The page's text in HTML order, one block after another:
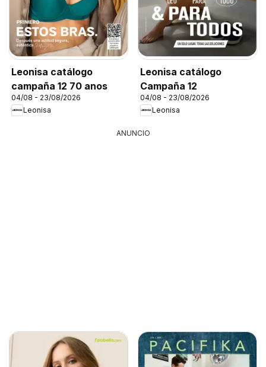
Leonisa catálogo
campaña 12 70 anos
04/08 - 23/08/2026
Leonisa
Leonisa catálogo
Campaña 12
04/08 - 23/08/2026
Leonisa
ANUNCIO